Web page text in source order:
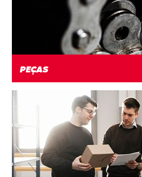
PEÇAS